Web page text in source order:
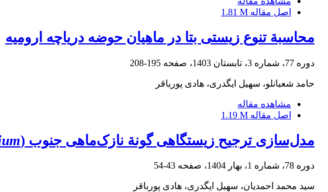
اصل مقاله 1.81 M
محاسبة تنوع زیستی بتا در ماهیان حوضه دریاچه ارومیه
دوره 77، شماره 3، تابستان 1403، صفحه 195-208
حامد شعبانلو، سهیل ایگدری، هادی پورباقر
مشاهده مقاله
اصل مقاله 1.19 M
مدل‌سازی ترجیح زیستگاهی گونة نازک‌ماهی جنوب (
دوره 78، شماره 1، بهار 1404، صفحه 43-54
سید محمد احمدیان، سهیل ایگدری، هادی پورباقر